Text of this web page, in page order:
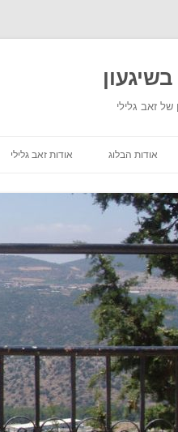
בשיגעון
של זאב גלילי
אודות הבלוג אודות זאב גלילי